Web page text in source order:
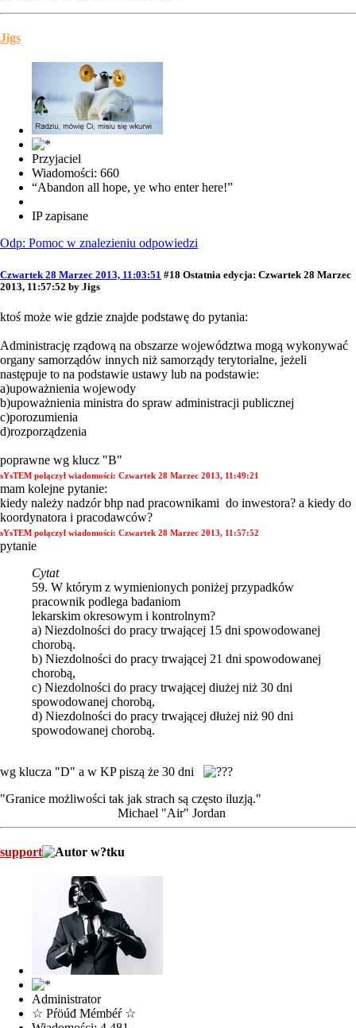
Jigs
Przyjaciel
Wiadomości: 660
“Abandon all hope, ye who enter here!”
IP zapisane
Odp: Pomoc w znalezieniu odpowiedzi
Czwartek 28 Marzec 2013, 11:03:51 #18 Ostatnia edycja: Czwartek 28 Marzec
2013, 11:57:52 by Jigs
ktoś może wie gdzie znajde podstawę do pytania:
Administrację rządową na obszarze województwa mogą wykonywać
organy samorządów innych niż samorządy terytorialne, jeżeli
następuje to na podstawie ustawy lub na podstawie:
a)upoważnienia wojewody
b)upoważnienia ministra do spraw administracji publicznej
c)porozumienia
d)rozporządzenia
poprawne wg klucz "B"
sYsTEM połączył wiadomości: Czwartek 28 Marzec 2013, 11:49:21
mam kolejne pytanie:
kiedy należy nadzór bhp nad pracownikami do inwestora? a kiedy do
koordynatora i pracodawców?
sYsTEM połączył wiadomości: Czwartek 28 Marzec 2013, 11:57:52
pytanie
Cytat
59. W którym z wymienionych poniżej przypadków
pracownik podlega badaniom
lekarskim okresowym i kontrolnym?
a) Niezdolności do pracy trwającej 15 dni spowodowanej
chorobą.
b) Niezdolności do pracy trwającej 21 dni spowodowanej
chorobą,
c) Niezdolności do pracy trwającej diużej niż 30 dni
spowodowanej chorobą,
d) Niezdolności do pracy trwającej dłużej niż 90 dni
spowodowanej chorobą.
wg klucza "D" a w KP piszą że 30 dni
"Granice możliwości tak jak strach są często iluzją."
Michael "Air" Jordan
support
Administrator
☆ Pŕöúđ Mémbéŕ ☆